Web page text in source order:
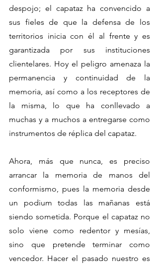
despojo; el capataz ha convencido a
sus fieles de que la defensa de los
territorios inicia con él al frente y es
garantizada por sus instituciones
clientelares. Hoy el peligro amenaza la
permanencia y continuidad de la
memoria, así como a los receptores de
la misma, lo que ha conllevado a
muchas y a muchos a entregarse como
instrumentos de réplica del capataz.
Ahora, más que nunca, es preciso
arrancar la memoria de manos del
conformismo, pues la memoria desde
un podium todas las mañanas está
siendo sometida. Porque el capataz no
solo viene como redentor y mesías,
sino que pretende terminar como
vencedor. Hacer el pasado nuestro es